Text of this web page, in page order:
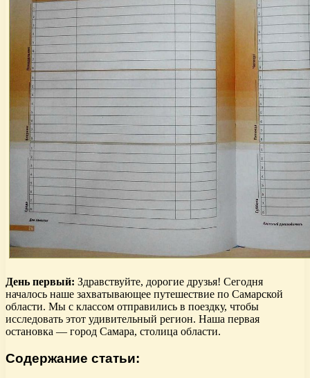
День первый: Здравствуйте, дорогие друзья! Сегодня
началось наше захватывающее путешествие по Самарской
области. Мы с классом отправились в поездку, чтобы
исследовать этот удивительный регион. Наша первая
остановка — город Самара, столица области.
Содержание статьи: